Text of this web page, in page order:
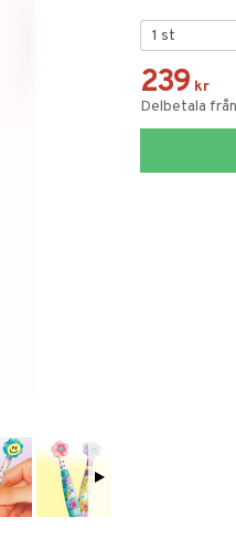
239 kr
Delbetala